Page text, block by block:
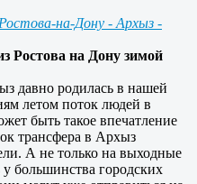
на-Дону - Архыз -
Ростова на Дону зимой
давно родилась в нашей
летом поток людей в
быть такое впечатление
трансфера в Архыз
А не только на выходные
большинства городских